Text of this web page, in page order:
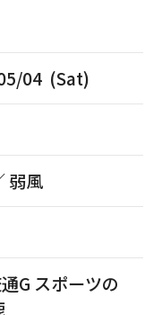
04 (Sat)
弱風
G スポーツの